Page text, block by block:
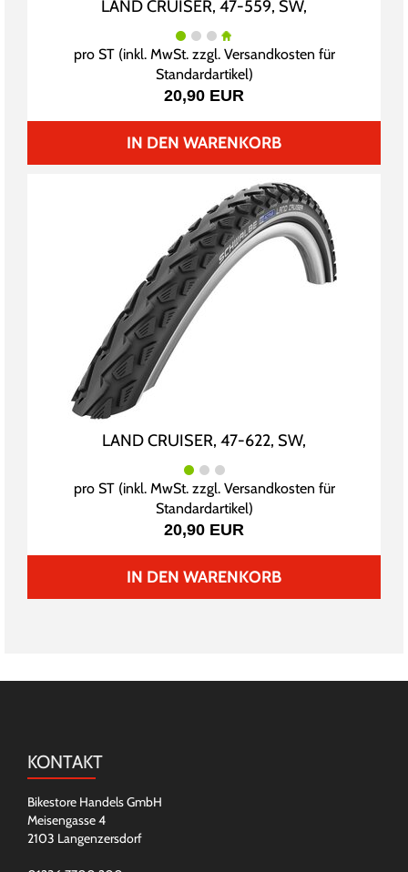
LAND CRUISER, 47-559, SW,
pro ST (inkl. MwSt. zzgl. Versandkosten für
Standardartikel)
20,90 EUR
IN DEN WARENKORB
LAND CRUISER, 47-622, SW,
pro ST (inkl. MwSt. zzgl. Versandkosten für
Standardartikel)
20,90 EUR
IN DEN WARENKORB
KONTAKT
Bikestore Handels GmbH
Meisengasse 4
2103 Langenzersdorf